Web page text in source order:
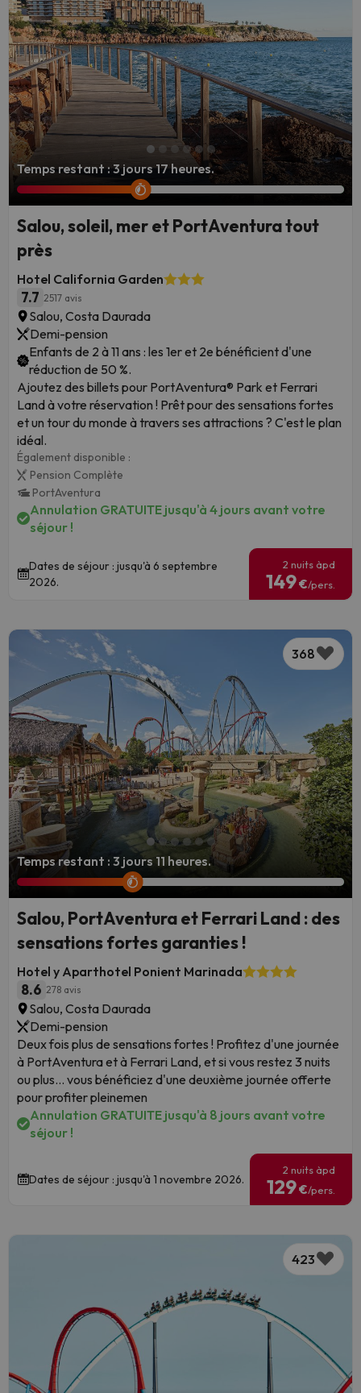
d'unhôtel de bord de meravec un service de navette gratuit.
Nous utilisons également nos solides partenariats avec les
chaînes hôtelières et les voyagistes, noués grâce à nos
marques sœurs Jump2spain.com et amimir.com, pour obtenir
des tarifs exclusifs (souvent à partir de €99) qui vous
permettent de vous amuser davantage pour moins d'argent.
Vue du Dragon Khan depuis le Mexique à PortAventura
Temps restant : 3 jours 17 heures.
Salou, soleil, mer et PortAventura tout
près
Hotel California Garden
7.7 2517 avis
Salou, Costa Daurada
Demi-pension
Enfants de 2 à 11 ans : les 1er et 2e bénéficient d'une
réduction de 50 %.
Ajoutez des billets pour PortAventura® Park et Ferrari
Land à votre réservation ! Prêt pour des sensations fortes
et un tour du monde à travers ses attractions ? C'est le plan
idéal.
Également disponible :
Pension Complète
PortAventura
Annulation GRATUITE jusqu'à 4 jours avant votre
séjour !
Dates de séjour : jusqu'à 6 septembre
2026.
2 nuits àpd
149€/pers.
368
Temps restant : 3 jours 11 heures.
Salou, PortAventura et Ferrari Land : des
sensations fortes garanties !
Hotel y Aparthotel Ponient Marinada
8.6 278 avis
Salou, Costa Daurada
Demi-pension
Deux fois plus de sensations fortes ! Profitez d'une journée
à PortAventura et à Ferrari Land, et si vous restez 3 nuits
ou plus… vous bénéficiez d'une deuxième journée offerte
pour profiter pleinemen
Annulation GRATUITE jusqu'à 8 jours avant votre
séjour !
Dates de séjour : jusqu'à 1 novembre 2026.
2 nuits àpd
129€/pers.
423